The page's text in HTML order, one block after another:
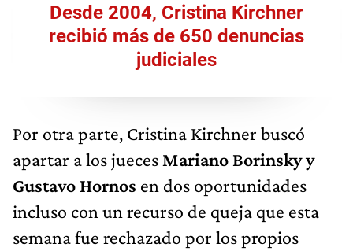
Desde 2004, Cristina Kirchner
recibió más de 650 denuncias
judiciales
Por otra parte, Cristina Kirchner buscó
apartar a los jueces Mariano Borinsky y
Gustavo Hornos en dos oportunidades
incluso con un recurso de queja que esta
semana fue rechazado por los propios